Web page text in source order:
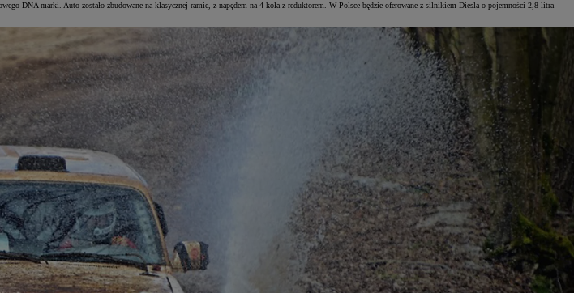
DNA marki. Auto zostało zbudowane na klasycznej ramie, z napędem na 4 koła z reduktorem. W Polsce będzie oferowane z silnikiem Diesla o pojemności 2,8 litra